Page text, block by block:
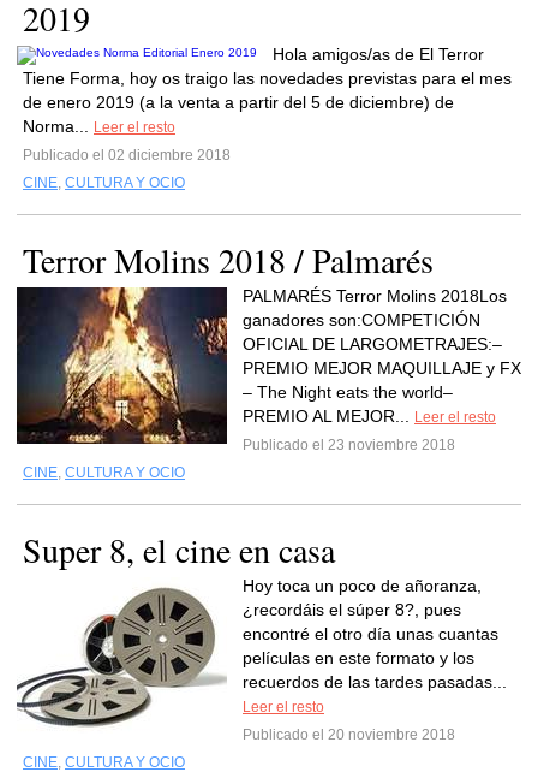
2019
Hola amigos/as de El Terror
Tiene Forma, hoy os traigo las novedades previstas para el mes
de enero 2019 (a la venta a partir del 5 de diciembre) de
Norma...
Leer el resto
Publicado el 02 diciembre 2018
CINE, CULTURA Y OCIO
Terror Molins 2018 / Palmarés
PALMARÉS Terror Molins 2018Los
ganadores son:COMPETICIÓN
OFICIAL DE LARGOMETRAJES:–
PREMIO MEJOR MAQUILLAJE y FX
– The Night eats the world–
PREMIO AL MEJOR...
Leer el resto
Publicado el 23 noviembre 2018
CINE, CULTURA Y OCIO
Super 8, el cine en casa
Hoy toca un poco de añoranza,
¿recordáis el súper 8?, pues
encontré el otro día unas cuantas
películas en este formato y los
recuerdos de las tardes pasadas...
Leer el resto
Publicado el 20 noviembre 2018
CINE, CULTURA Y OCIO